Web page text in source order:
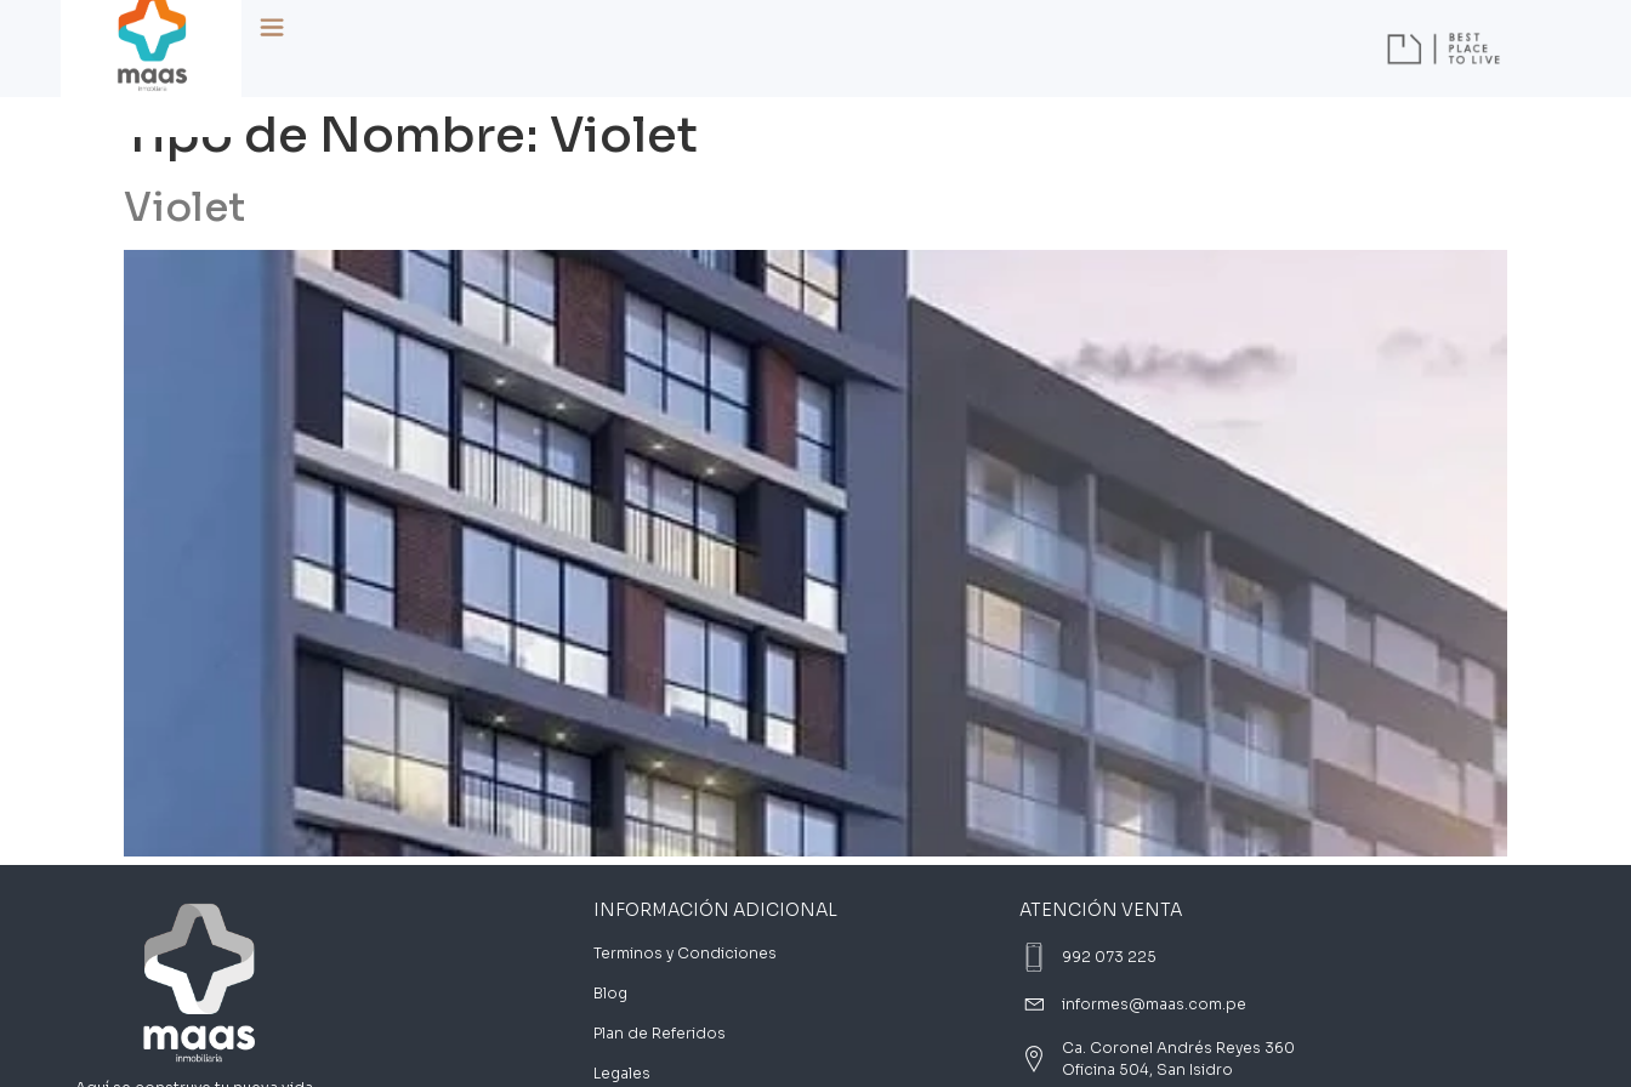
Tipo de Nombre: Violet
Violet
INFORMACIÓN ADICIONAL
Terminos y Condiciones
Blog
Plan de Referidos
Legales
ATENCIÓN VENTA
992 073 225
informes@maas.com.pe
Ca. Coronel Andrés Reyes 360
Oficina 504, San Isidro